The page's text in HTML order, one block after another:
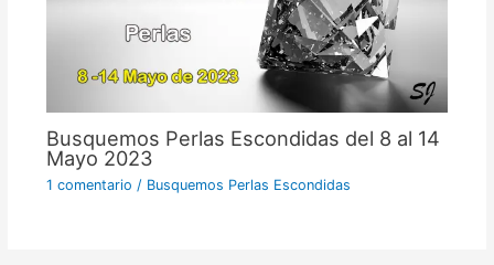
Busquemos Perlas Escondidas del 8 al 14
Mayo 2023
1 comentario / Busquemos Perlas Escondidas